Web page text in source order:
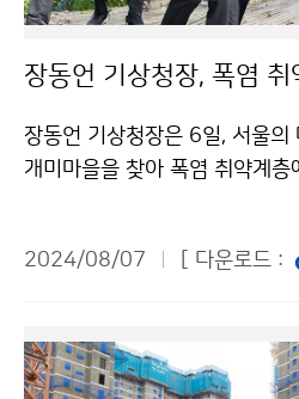
장동언 기상청장은 6일, 서울의
개미마을을 찾아 폭염 취약계
2024/08/07
[ 다운로드 :